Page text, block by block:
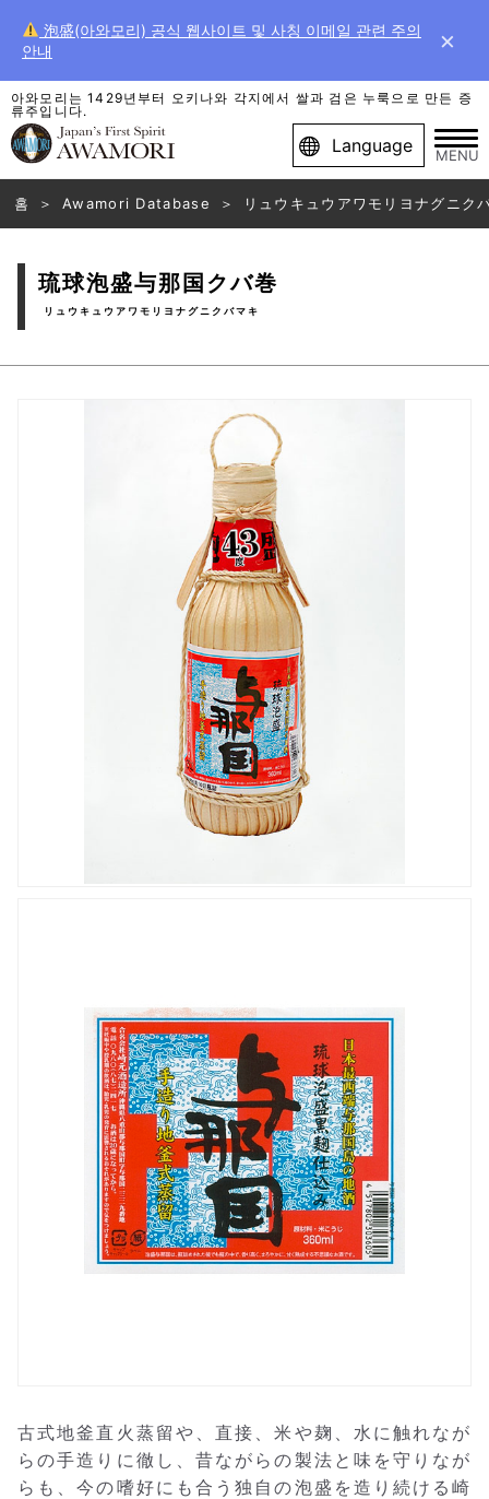
泡盛(아와모리) 공식 웹사이트 및 사칭 이메일 관련 주의
안내
×
아와모리는 1429년부터 오키나와 각지에서 쌀과 검은 누룩으로 만든 증
류주입니다.
Language MENU
홈 Awamori Database リュウキュウアワモリヨナグニク
琉球泡盛与那国クバ巻
リュウキュウアワモリヨナグニクバマキ
古式地釜直火蒸留や、直接、米や麹、水に触れなが
らの手造りに徹し、昔ながらの製法と味を守りなが
らも、今の嗜好にも合う独自の泡盛を造り続ける崎